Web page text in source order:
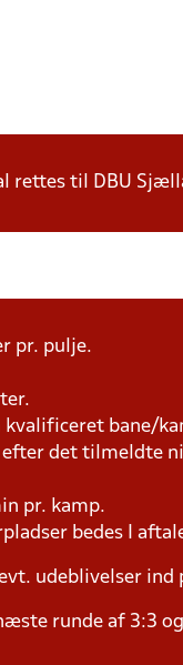
rettes til DBU
pr. pulje.
bane/
det tilmeldte
pr. kamp.
bedes I
udeblivelser ind
runde af 3:3